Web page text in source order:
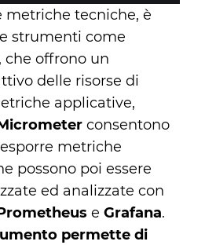
metriche tecniche, è
strumenti come
, che offrono un
delle risorse di
applicative,
consentono
metriche
possono poi essere
ed analizzate con
e Grafana.
permette di